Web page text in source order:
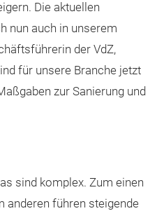
Die aktuellen
nun auch in unserem
der VdZ,
für unsere Branche jetzt
zur Sanierung und
sind komplex. Zum einen
anderen führen steigende